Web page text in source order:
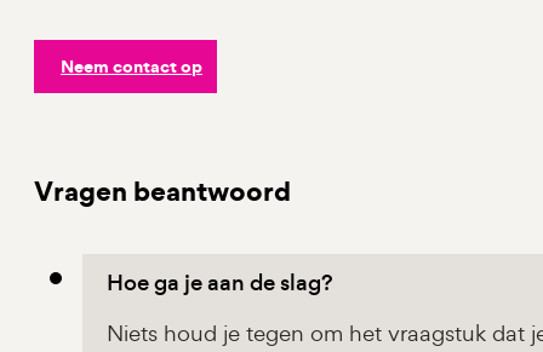
Neem contact op
Vragen beantwoord
Hoe ga je aan de slag?
Niets houd je tegen om het vraagstuk dat